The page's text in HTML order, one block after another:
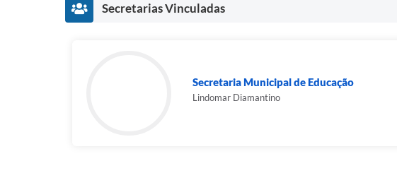
Secretarias Vinculadas
Secretaria Municipal de Educação
Lindomar Diamantino